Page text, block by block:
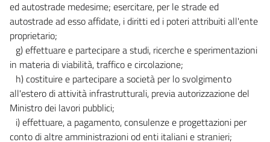
ed autostrade medesime; esercitare, per le strade ed
autostrade ad esso affidate, i diritti ed i poteri attribuiti all'ente
proprietario;
g) effettuare e partecipare a studi, ricerche e sperimentazioni
in materia di viabilità, traffico e circolazione;
h) costituire e partecipare a società per lo svolgimento
all'estero di attività infrastrutturali, previa autorizzazione del
Ministro dei lavori pubblici;
i) effettuare, a pagamento, consulenze e progettazioni per
conto di altre amministrazioni od enti italiani e stranieri;